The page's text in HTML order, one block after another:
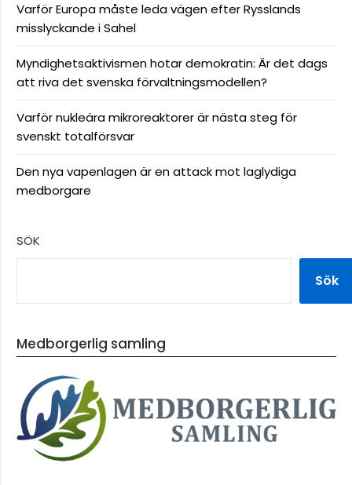
Varför Europa måste leda vägen efter Rysslands
misslyckande i Sahel
Myndighetsaktivismen hotar demokratin: Är det dags
att riva det svenska förvaltningsmodellen?
Varför nukleära mikroreaktorer är nästa steg för
svenskt totalförsvar
Den nya vapenlagen är en attack mot laglydiga
medborgare
SÖK
Sök
Medborgerlig samling